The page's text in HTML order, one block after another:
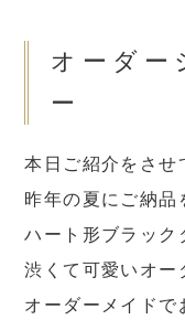
オーダー
ー
本日ご紹介をさせ
昨年の夏にご納品
ハート形ブラック
渋くて可愛いオー
オーダーメイドで